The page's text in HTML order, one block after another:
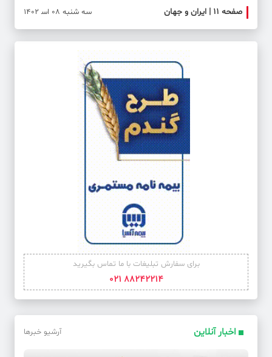
صفحه ۱۱ | ایران و جهان سه شنبه 08 اس‍ 1402
برای سفارش تبلیغات با ما تماس بگیرید
88242214 021
اخبار آنلاین آرشیو خبرها